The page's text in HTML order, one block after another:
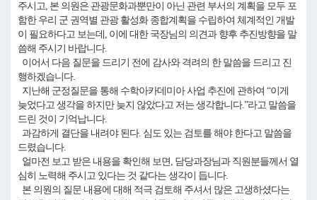
주시고, 본 의원은 관광문화과뿐만이 아닌 관련 부서의 계획을 모두 포
함한 우리 군 권역별 관광 활성화 종합계획을 수립하여 체계적인 개발
이 필요하다고 보는데, 이에 대한 국장님의 의견과 향후 추진방향을 말
씀해 주시기 바랍니다.
이어서 다음 질문을 드리기 전에 감사와 격려의 한 말씀을 드리고 진
행하겠습니다.
지난해 군정질문을 통해 수학아카데미아 사업 추진에 관하여 “이게
늦었다고 생각을 하지만 늦지 않았다고 저는 생각합니다.”라고 말씀을
드린 것이 기억납니다.
과감하게 결단을 내려야 된다. 심도 있는 검토를 해야 한다고 말씀을
드렸습니다.
얼마전 보고 받은 내용을 확인해 보면, 담당과장님과 직원분들께서 열
심히 노력해 주시고 있다는 것 같다는 생각이 듭니다.
본 의원의 질문 내용에 대해 적극 검토해 주셔서 많은 고생하셨다는